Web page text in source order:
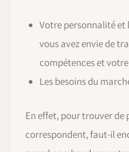
Votre personnalité et
vous avez envie de
compétences et
Les besoins du
En effet, pour trouver de
correspondent, faut-il